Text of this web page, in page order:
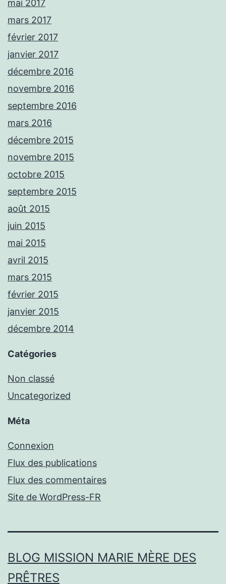
mai 2017
mars 2017
février 2017
janvier 2017
décembre 2016
novembre 2016
septembre 2016
mars 2016
décembre 2015
novembre 2015
octobre 2015
septembre 2015
août 2015
juin 2015
mai 2015
avril 2015
mars 2015
février 2015
janvier 2015
décembre 2014
Catégories
Non classé
Uncategorized
Méta
Connexion
Flux des publications
Flux des commentaires
Site de WordPress-FR
BLOG MISSION MARIE MÈRE DES
PRÊTRES